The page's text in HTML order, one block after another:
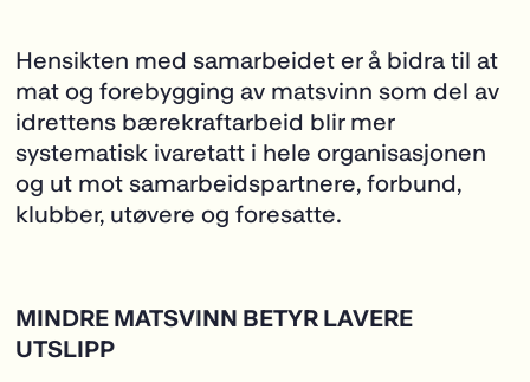
Hensikten med samarbeidet er å bidra til at
mat og forebygging av matsvinn som del av
idrettens bærekraftarbeid blir mer
systematisk ivaretatt i hele organisasjonen
og ut mot samarbeidspartnere, forbund,
klubber, utøvere og foresatte.
MINDRE MATSVINN BETYR LAVERE
UTSLIPP